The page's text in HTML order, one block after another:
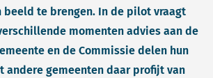
te brengen. In de pilot vraagt
momenten advies aan de
en de Commissie delen hun
andere gemeenten daar profijt van